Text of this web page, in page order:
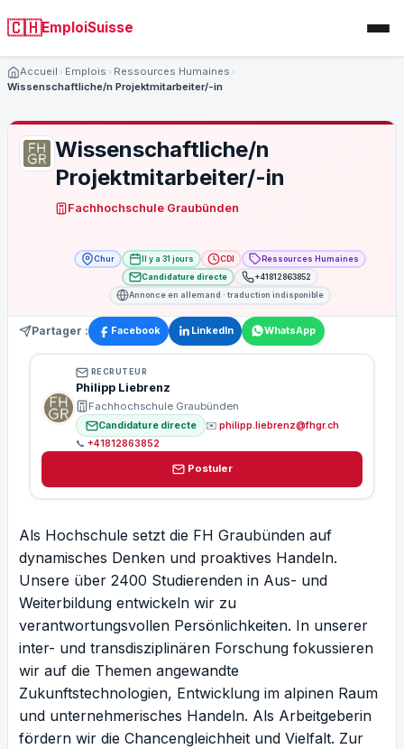
🇨🇭EmploiSuisse
Postuler à cette offre
NOM COMPLET **
CV (PDF, MAX 5 MO)*
Glissez votre CV ici ou cliquez pour
sélectionner
PDF, DOC, DOCX (max 5 Mo)
MESSAGE DE MOTIVATION
Envoyer
Vos données sont protégées · Conformité RGPD
Accueil Emplois
Ressources Humaines
Wissenschaftliche/n Projektmitarbeiter/-in
Wissenschaftliche/n
Projektmitarbeiter/-in
Fachhochschule Graubünden
Chur Il y a 31 jours CDI
Ressources Humaines
Candidature directe
+41812863852
Annonce en allemand · traduction indisponible
Partager : Facebook LinkedIn WhatsApp
RECRUTEUR
Philipp Liebrenz
Fachhochschule Graubünden
Candidature directe ✉️philipp.liebrenz@fhgr.ch
📞 +41812863852
Postuler
Als Hochschule setzt die FH Graubünden auf
dynamisches Denken und proaktives Handeln.
Unsere über 2400 Studierenden in Aus- und
Weiterbildung entwickeln wir zu
verantwortungsvollen Persönlichkeiten. In unserer
inter- und transdisziplinären Forschung fokussieren
wir auf die Themen angewandte
Zukunftstechnologien, Entwicklung im alpinen Raum
und unternehmerisches Handeln. Als Arbeitgeberin
fördern wir die Chancengleichheit und Vielfalt. Zur